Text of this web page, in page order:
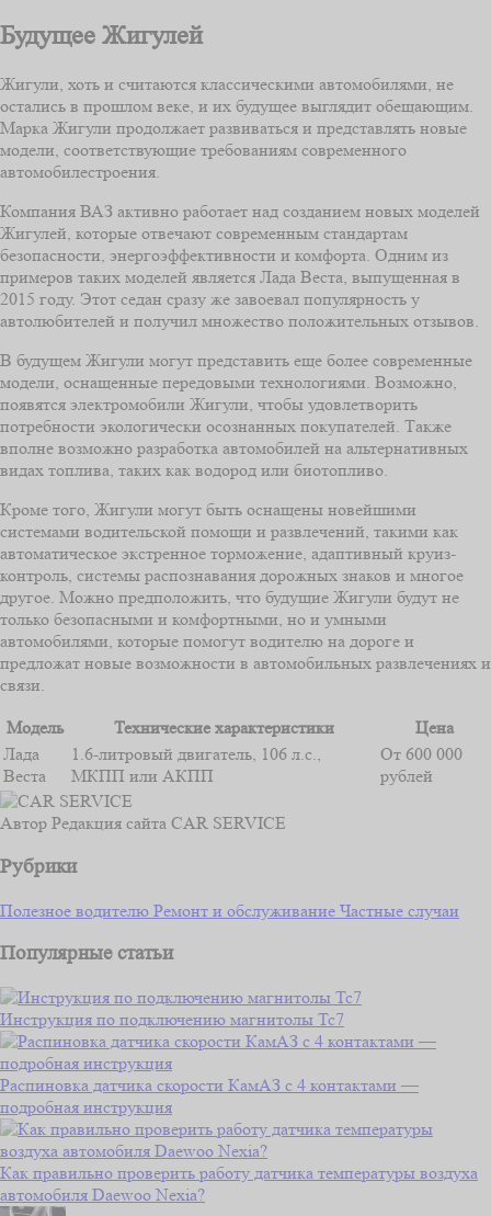
Будущее Жигулей
Жигули, хоть и считаются классическими автомобилями, не
остались в прошлом веке, и их будущее выглядит обещающим.
Марка Жигули продолжает развиваться и представлять новые
модели, соответствующие требованиям современного
автомобилестроения.
Компания ВАЗ активно работает над созданием новых моделей
Жигулей, которые отвечают современным стандартам
безопасности, энергоэффективности и комфорта. Одним из
примеров таких моделей является Лада Веста, выпущенная в
2015 году. Этот седан сразу же завоевал популярность у
автолюбителей и получил множество положительных отзывов.
В будущем Жигули могут представить еще более современные
модели, оснащенные передовыми технологиями. Возможно,
появятся электромобили Жигули, чтобы удовлетворить
потребности экологически осознанных покупателей. Также
вполне возможно разработка автомобилей на альтернативных
видах топлива, таких как водород или биотопливо.
Кроме того, Жигули могут быть оснащены новейшими
системами водительской помощи и развлечений, такими как
автоматическое экстренное торможение, адаптивный круиз-
контроль, системы распознавания дорожных знаков и многое
другое. Можно предположить, что будущие Жигули будут не
только безопасными и комфортными, но и умными
автомобилями, которые помогут водителю на дороге и
предложат новые возможности в автомобильных развлечениях и
связи.
Модель Технические характеристики
Цена
Лада
Веста
1.6-литровый двигатель, 106 л.с.,
МКПП или АКПП
От 600 000
рублей
Автор Редакция сайта CAR SERVICE
Рубрики
Полезное водителю Ремонт и обслуживание Частные случаи
Популярные статьи
Инструкция по подключению магнитолы Тс7
Распиновка датчика скорости КамАЗ с 4 контактами —
подробная инструкция
Как правильно проверить работу датчика температуры воздуха
автомобиля Daewoo Nexia?